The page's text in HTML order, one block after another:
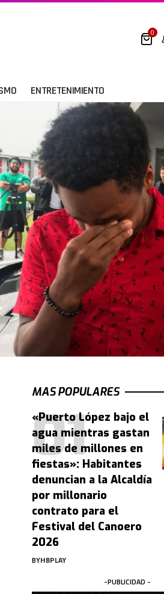
0
ENTRETENIMIENTO
MAS POPULARES
«Puerto López bajo el
agua mientras gastan
miles de millones en
fiestas»: Habitantes
denuncian a la Alcaldía
por millonario
contrato para el
Festival del Canoero
2026
BYHBPLAY
-PUBLICIDAD -